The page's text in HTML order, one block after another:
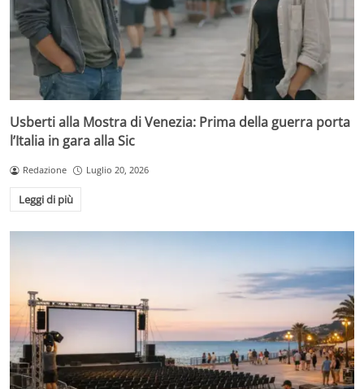
Usberti alla Mostra di Venezia: Prima della guerra porta
l’Italia in gara alla Sic
Redazione Luglio 20, 2026
Leggi di più